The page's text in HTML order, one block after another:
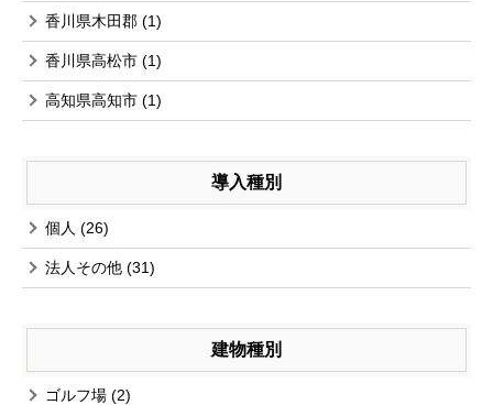
香川県木田郡 (1)
香川県高松市 (1)
高知県高知市 (1)
導入種別
個人 (26)
法人その他 (31)
建物種別
ゴルフ場 (2)